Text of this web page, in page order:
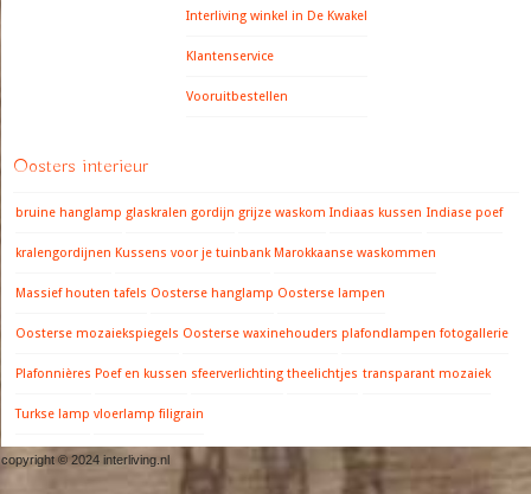
Interliving winkel in De Kwakel
Klantenservice
Vooruitbestellen
Oosters interieur
bruine hanglamp glaskralen gordijn grijze waskom Indiaas kussen Indiase poef
kralengordijnen Kussens voor je tuinbank Marokkaanse waskommen
Massief houten tafels Oosterse hanglamp Oosterse lampen
Oosterse mozaiekspiegels Oosterse waxinehouders plafondlampen fotogallerie
Plafonnières Poef en kussen sfeerverlichting theelichtjes transparant mozaiek
Turkse lamp vloerlamp filigrain
copyright © 2024 interliving.nl